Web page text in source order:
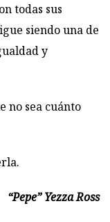
todas sus
siendo una de
y
no sea cuánto
“Pepe” Yezza Ross